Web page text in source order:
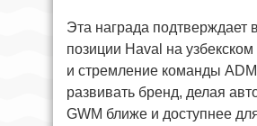
Эта награда подтверждает
позиции Haval на
и стремление команды ADM
развивать бренд, делая
GWM ближе и доступнее